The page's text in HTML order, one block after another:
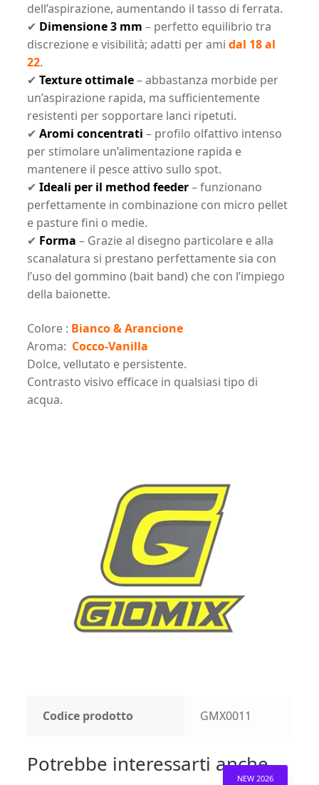
dell’aspirazione, aumentando il tasso di ferrata.
✔ Dimensione 3 mm – perfetto equilibrio tra
discrezione e visibilità; adatti per ami dal 18 al
22.
✔ Texture ottimale– abbastanza morbide per
un’aspirazione rapida, ma sufficientemente
resistenti per sopportare lanci ripetuti.
✔ Aromi concentrati – profilo olfattivo intenso
per stimolare un’alimentazione rapida e
mantenere il pesce attivo sullo spot.
✔ Ideali per il method feeder– funzionano
perfettamente in combinazione con micro pellet
e pasture fini o medie.
✔ Forma – Grazie al disegno particolare e alla
scanalatura si prestano perfettamente sia con
l’uso del gommino (bait band) che con l’impiego
della baionette.
Colore : Bianco & Arancione
Aroma: Cocco-Vanilla
Dolce, vellutato e persistente.
Contrasto visivo efficace in qualsiasi tipo di
acqua.
Codice prodotto GMX0011
Potrebbe interessarti anche...
NEW 2026